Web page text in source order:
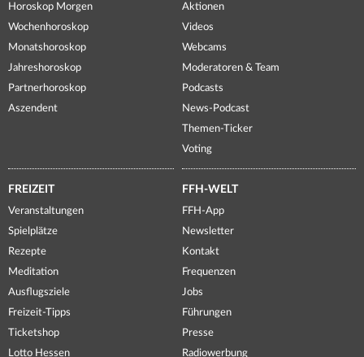
Horoskop Morgen
Wochenhoroskop
Monatshoroskop
Jahreshoroskop
Partnerhoroskop
Aszendent
Aktionen
Videos
Webcams
Moderatoren & Team
Podcasts
News-Podcast
Themen-Ticker
Voting
FREIZEIT
Veranstaltungen
Spielplätze
Rezepte
Meditation
Ausflugsziele
Freizeit-Tipps
Ticketshop
Lotto Hessen
FFH-WELT
FFH-App
Newsletter
Kontakt
Frequenzen
Jobs
Führungen
Presse
Radiowerbung